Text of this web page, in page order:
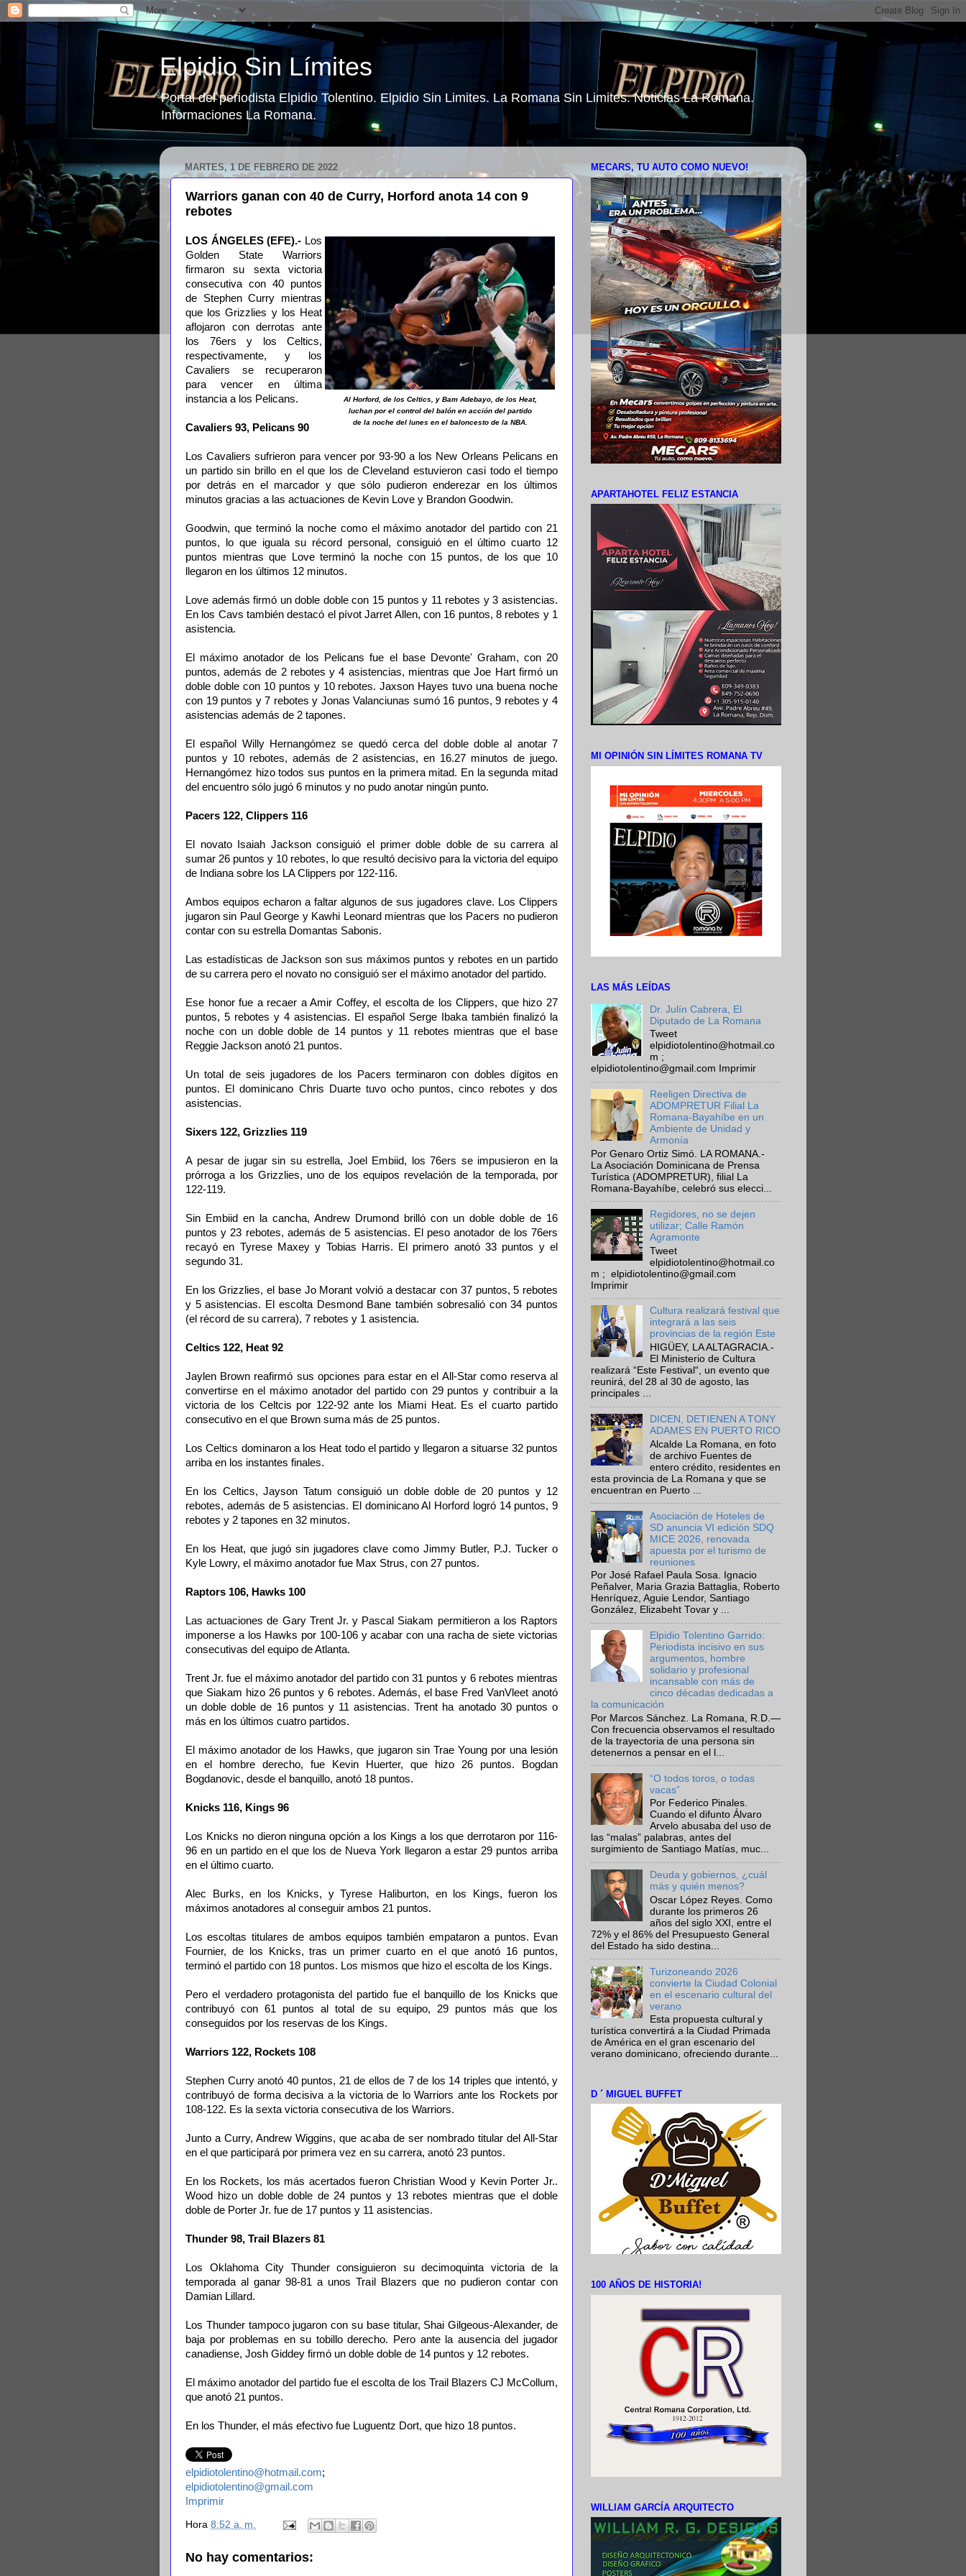
Elpidio Sin Límites
Portal del periodista Elpidio Tolentino. Elpidio Sin Limites. La Romana Sin Limites. Noticias La Romana.
Informaciones La Romana.
MARTES, 1 DE FEBRERO DE 2022
Warriors ganan con 40 de Curry, Horford anota 14 con 9
rebotes
Al Horford, de los Celtics, y Bam Adebayo, de los Heat,
luchan por el control del balón en acción del partido
de la noche del lunes en el baloncesto de la NBA.
LOS ÁNGELES (EFE).- Los
Golden State Warriors
firmaron su sexta victoria
consecutiva con 40 puntos
de Stephen Curry mientras
que los Grizzlies y los Heat
aflojaron con derrotas ante
los 76ers y los Celtics,
respectivamente, y los
Cavaliers se recuperaron
para vencer en última
instancia a los Pelicans.
Cavaliers 93, Pelicans 90
Los Cavaliers sufrieron para vencer por 93-90 a los New Orleans Pelicans en
un partido sin brillo en el que los de Cleveland estuvieron casi todo el tiempo
por detrás en el marcador y que sólo pudieron enderezar en los últimos
minutos gracias a las actuaciones de Kevin Love y Brandon Goodwin.
Goodwin, que terminó la noche como el máximo anotador del partido con 21
puntos, lo que iguala su récord personal, consiguió en el último cuarto 12
puntos mientras que Love terminó la noche con 15 puntos, de los que 10
llegaron en los últimos 12 minutos.
Love además firmó un doble doble con 15 puntos y 11 rebotes y 3 asistencias.
En los Cavs también destacó el pívot Jarret Allen, con 16 puntos, 8 rebotes y 1
asistencia.
El máximo anotador de los Pelicans fue el base Devonte' Graham, con 20
puntos, además de 2 rebotes y 4 asistencias, mientras que Joe Hart firmó un
doble doble con 10 puntos y 10 rebotes. Jaxson Hayes tuvo una buena noche
con 19 puntos y 7 rebotes y Jonas Valanciunas sumó 16 puntos, 9 rebotes y 4
asistencias además de 2 tapones.
El español Willy Hernangómez se quedó cerca del doble doble al anotar 7
puntos y 10 rebotes, además de 2 asistencias, en 16.27 minutos de juego.
Hernangómez hizo todos sus puntos en la primera mitad. En la segunda mitad
del encuentro sólo jugó 6 minutos y no pudo anotar ningún punto.
Pacers 122, Clippers 116
El novato Isaiah Jackson consiguió el primer doble doble de su carrera al
sumar 26 puntos y 10 rebotes, lo que resultó decisivo para la victoria del equipo
de Indiana sobre los LA Clippers por 122-116.
Ambos equipos echaron a faltar algunos de sus jugadores clave. Los Clippers
jugaron sin Paul George y Kawhi Leonard mientras que los Pacers no pudieron
contar con su estrella Domantas Sabonis.
Las estadísticas de Jackson son sus máximos puntos y rebotes en un partido
de su carrera pero el novato no consiguió ser el máximo anotador del partido.
Ese honor fue a recaer a Amir Coffey, el escolta de los Clippers, que hizo 27
puntos, 5 rebotes y 4 asistencias. El español Serge Ibaka también finalizó la
noche con un doble doble de 14 puntos y 11 rebotes mientras que el base
Reggie Jackson anotó 21 puntos.
Un total de seis jugadores de los Pacers terminaron con dobles dígitos en
puntos. El dominicano Chris Duarte tuvo ocho puntos, cinco rebotes y dos
asistencias.
Sixers 122, Grizzlies 119
A pesar de jugar sin su estrella, Joel Embiid, los 76ers se impusieron en la
prórroga a los Grizzlies, uno de los equipos revelación de la temporada, por
122-119.
Sin Embiid en la cancha, Andrew Drumond brilló con un doble doble de 16
puntos y 23 rebotes, además de 5 asistencias. El peso anotador de los 76ers
recayó en Tyrese Maxey y Tobias Harris. El primero anotó 33 puntos y el
segundo 31.
En los Grizzlies, el base Jo Morant volvió a destacar con 37 puntos, 5 rebotes
y 5 asistencias. El escolta Desmond Bane también sobresalió con 34 puntos
(el récord de su carrera), 7 rebotes y 1 asistencia.
Celtics 122, Heat 92
Jaylen Brown reafirmó sus opciones para estar en el All-Star como reserva al
convertirse en el máximo anotador del partido con 29 puntos y contribuir a la
victoria de los Celtcis por 122-92 ante los Miami Heat. Es el cuarto partido
consecutivo en el que Brown suma más de 25 puntos.
Los Celtics dominaron a los Heat todo el partido y llegaron a situarse 32 puntos
arriba en los instantes finales.
En los Celtics, Jayson Tatum consiguió un doble doble de 20 puntos y 12
rebotes, además de 5 asistencias. El dominicano Al Horford logró 14 puntos, 9
rebotes y 2 tapones en 32 minutos.
En los Heat, que jugó sin jugadores clave como Jimmy Butler, P.J. Tucker o
Kyle Lowry, el máximo anotador fue Max Strus, con 27 puntos.
Raptors 106, Hawks 100
Las actuaciones de Gary Trent Jr. y Pascal Siakam permitieron a los Raptors
imponerse a los Hawks por 100-106 y acabar con una racha de siete victorias
consecutivas del equipo de Atlanta.
Trent Jr. fue el máximo anotador del partido con 31 puntos y 6 rebotes mientras
que Siakam hizo 26 puntos y 6 rebotes. Además, el base Fred VanVleet anotó
un doble doble de 16 puntos y 11 asistencias. Trent ha anotado 30 puntos o
más en los últimos cuatro partidos.
El máximo anotador de los Hawks, que jugaron sin Trae Young por una lesión
en el hombre derecho, fue Kevin Huerter, que hizo 26 puntos. Bogdan
Bogdanovic, desde el banquillo, anotó 18 puntos.
Knicks 116, Kings 96
Los Knicks no dieron ninguna opción a los Kings a los que derrotaron por 116-
96 en un partido en el que los de Nueva York llegaron a estar 29 puntos arriba
en el último cuarto.
Alec Burks, en los Knicks, y Tyrese Haliburton, en los Kings, fueron los
máximos anotadores al conseguir ambos 21 puntos.
Los escoltas titulares de ambos equipos también empataron a puntos. Evan
Fournier, de los Knicks, tras un primer cuarto en el que anotó 16 puntos,
terminó el partido con 18 puntos. Los mismos que hizo el escolta de los Kings.
Pero el verdadero protagonista del partido fue el banquillo de los Knicks que
contribuyó con 61 puntos al total de su equipo, 29 puntos más que los
conseguidos por los reservas de los Kings.
Warriors 122, Rockets 108
Stephen Curry anotó 40 puntos, 21 de ellos de 7 de los 14 triples que intentó, y
contribuyó de forma decisiva a la victoria de lo Warriors ante los Rockets por
108-122. Es la sexta victoria consecutiva de los Warriors.
Junto a Curry, Andrew Wiggins, que acaba de ser nombrado titular del All-Star
en el que participará por primera vez en su carrera, anotó 23 puntos.
En los Rockets, los más acertados fueron Christian Wood y Kevin Porter Jr..
Wood hizo un doble doble de 24 puntos y 13 rebotes mientras que el doble
doble de Porter Jr. fue de 17 puntos y 11 asistencias.
Thunder 98, Trail Blazers 81
Los Oklahoma City Thunder consiguieron su decimoquinta victoria de la
temporada al ganar 98-81 a unos Trail Blazers que no pudieron contar con
Damian Lillard.
Los Thunder tampoco jugaron con su base titular, Shai Gilgeous-Alexander, de
baja por problemas en su tobillo derecho. Pero ante la ausencia del jugador
canadiense, Josh Giddey firmó un doble doble de 14 puntos y 12 rebotes.
El máximo anotador del partido fue el escolta de los Trail Blazers CJ McCollum,
que anotó 21 puntos.
En los Thunder, el más efectivo fue Luguentz Dort, que hizo 18 puntos.
elpidiotolentino@hotmail.com;
elpidiotolentino@gmail.com
Imprimir
Hora 8:52 a. m.
No hay comentarios:
MECARS, TU AUTO COMO NUEVO!
APARTAHOTEL FELIZ ESTANCIA
MI OPINIÓN SIN LÍMITES ROMANA TV
LAS MÁS LEÍDAS
Dr. Julín Cabrera, El
Diputado de La Romana
Tweet
elpidiotolentino@hotmail.co
m ;
elpidiotolentino@gmail.com Imprimir
Reeligen Directiva de
ADOMPRETUR Filial La
Romana-Bayahíbe en un
Ambiente de Unidad y
Armonía
Por Genaro Ortiz Simó. LA ROMANA.-
La Asociación Dominicana de Prensa
Turística (ADOMPRETUR), filial La
Romana-Bayahíbe, celebró sus elecci...
Regidores, no se dejen
utilizar; Calle Ramón
Agramonte
Tweet
elpidiotolentino@hotmail.co
m ; elpidiotolentino@gmail.com
Imprimir
Cultura realizará festival que
integrará a las seis
provincias de la región Este
HIGÜEY, LA ALTAGRACIA.-
El Ministerio de Cultura
realizará “Este Festival“, un evento que
reunirá, del 28 al 30 de agosto, las
principales ...
DICEN, DETIENEN A TONY
ADAMES EN PUERTO RICO
Alcalde La Romana, en foto
de archivo Fuentes de
entero crédito, residentes en
esta provincia de La Romana y que se
encuentran en Puerto ...
Asociación de Hoteles de
SD anuncia VI edición SDQ
MICE 2026, renovada
apuesta por el turismo de
reuniones
Por José Rafael Paula Sosa. Ignacio
Peñalver, Maria Grazia Battaglia, Roberto
Henríquez, Aguie Lendor, Santiago
González, Elizabeht Tovar y ...
Elpidio Tolentino Garrido:
Periodista incisivo en sus
argumentos, hombre
solidario y profesional
incansable con más de
cinco décadas dedicadas a
la comunicación
Por Marcos Sánchez. La Romana, R.D.—
Con frecuencia observamos el resultado
de la trayectoria de una persona sin
detenernos a pensar en el l...
“O todos toros, o todas
vacas”
Por Federico Pinales.
Cuando el difunto Álvaro
Arvelo abusaba del uso de
las “malas” palabras, antes del
surgimiento de Santiago Matías, muc...
Deuda y gobiernos, ¿cuál
más y quién menos?
Oscar López Reyes. Como
durante los primeros 26
años del siglo XXI, entre el
72% y el 86% del Presupuesto General
del Estado ha sido destina...
Turizoneando 2026
convierte la Ciudad Colonial
en el escenario cultural del
verano
Esta propuesta cultural y
turística convertirá a la Ciudad Primada
de América en el gran escenario del
verano dominicano, ofreciendo durante...
D ´ MIGUEL BUFFET
100 AÑOS DE HISTORIA!
WILLIAM GARCÍA ARQUITECTO